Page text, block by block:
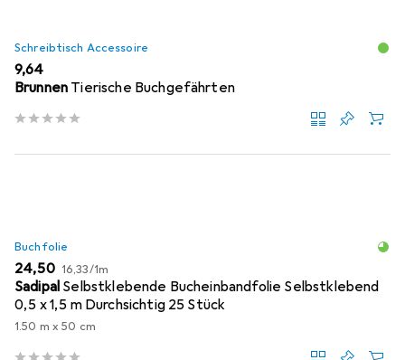
Schreibtisch Accessoire
EUR
9,64
Brunnen Tierische Buchgefährten
Buchfolie
EUR
24,50 EUR
16,33/1m
Sadipal Selbstklebende Bucheinbandfolie Selbstklebend
0,5 x 1,5 m Durchsichtig 25 Stück
1.50 m x 50 cm